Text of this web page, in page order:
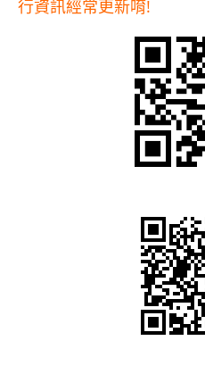
行資訊經常更新唷!